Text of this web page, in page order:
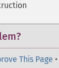
This Page •